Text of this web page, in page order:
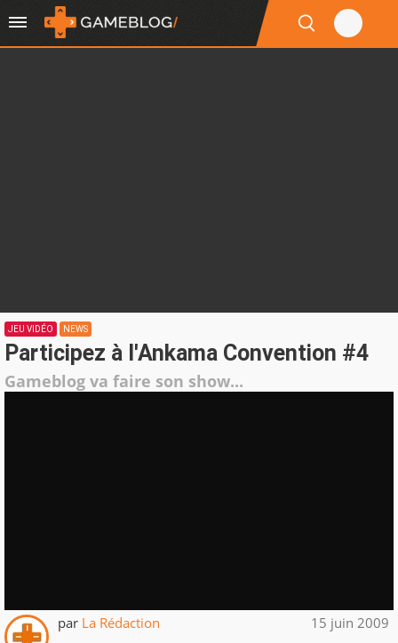
JEU VIDÉO NEWS
Participez à l'Ankama Convention #4
Gameblog va faire son show...
par La Rédaction 15 juin 2009